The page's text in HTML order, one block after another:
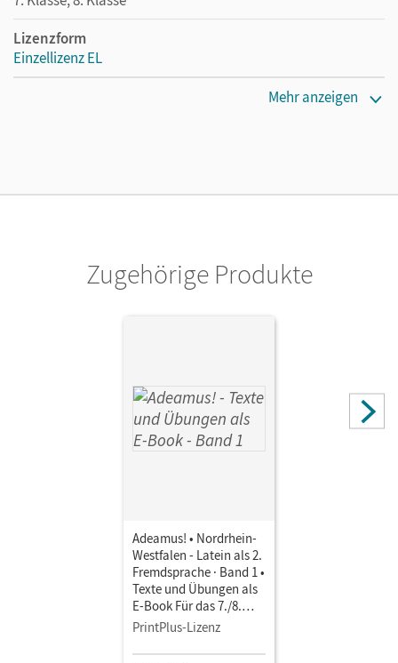
Lizenzform
Einzellizenz EL
Mehr anzeigen
Zugehörige Produkte
Adeamus! • Nordrhein-
Westfalen - Latein als 2.
Fremdsprache · Band 1 •
Texte und Übungen als
E-Book Für das 7./8.
Schuljahr
PrintPlus-Lizenz